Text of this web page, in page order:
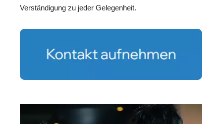
Verständigung zu jeder Gelegenheit.